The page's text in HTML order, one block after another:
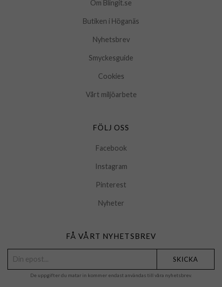
Om Blingit.se
Butiken i Höganäs
Nyhetsbrev
Smyckesguide
Cookies
Vårt miljöarbete
FÖLJ OSS
Facebook
Instagram
Pinterest
Nyheter
FÅ VÅRT NYHETSBREV
SKICKA
De uppgifter du matar in kommer endast användas till våra nyhetsbrev.